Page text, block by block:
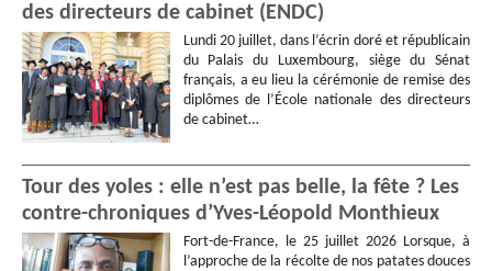
des directeurs de cabinet (ENDC)
Lundi 20 juillet, dans l’écrin doré et républicain
du Palais du Luxembourg, siège du Sénat
français, a eu lieu la cérémonie de remise des
diplômes de l’École nationale des directeurs
de cabinet…
Tour des yoles : elle n’est pas belle, la fête ? Les
contre-chroniques d’Yves-Léopold Monthieux
Fort-de-France, le 25 juillet 2026 Lorsque, à
l’approche de la récolte de nos patates douces